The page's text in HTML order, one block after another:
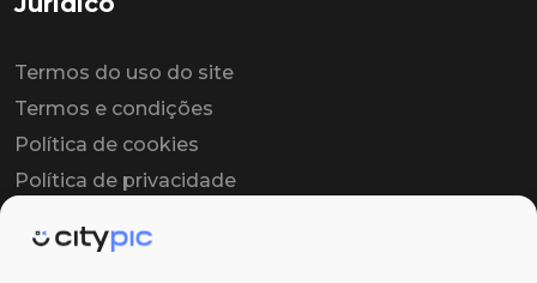
Termos do uso do site
Termos e condições
Política de cookies
Política de privacidade
Contrato de licença